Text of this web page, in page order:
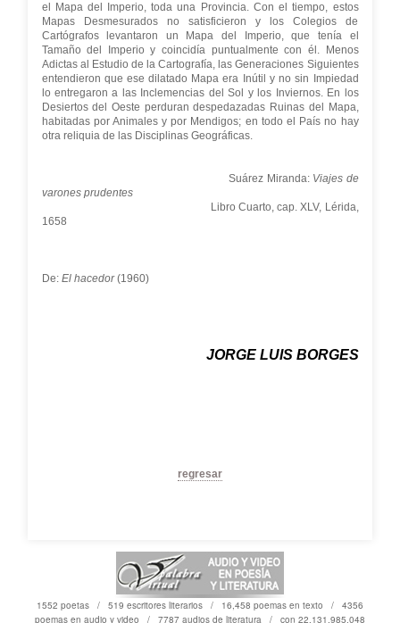
el Mapa del Imperio, toda una Provincia. Con el tiempo, estos
Mapas Desmesurados no satisficieron y los Colegios de
Cartógrafos levantaron un Mapa del Imperio, que tenía el
Tamaño del Imperio y coincidía puntualmente con él. Menos
Adictas al Estudio de la Cartografía, las Generaciones Siguientes
entendieron que ese dilatado Mapa era Inútil y no sin Impiedad
lo entregaron a las Inclemencias del Sol y los Inviernos. En los
Desiertos del Oeste perduran despedazadas Ruinas del Mapa,
habitadas por Animales y por Mendigos; en todo el País no hay
otra reliquia de las Disciplinas Geográficas.
Suárez Miranda: Viajes de
varones prudentes
Libro Cuarto, cap. XLV, Lérida,
1658
De: El hacedor(1960)
JORGE LUIS BORGES
regresar
1552 poetas / 519 escritores literarios / 16,458 poemas en texto / 4356
poemas en audio y video / 7787 audios de literatura / con 22,131,985,048